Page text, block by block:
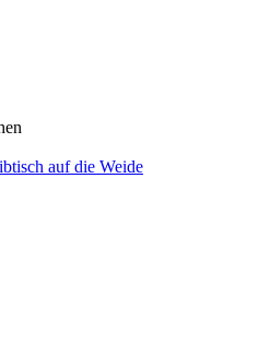
auf die Weide